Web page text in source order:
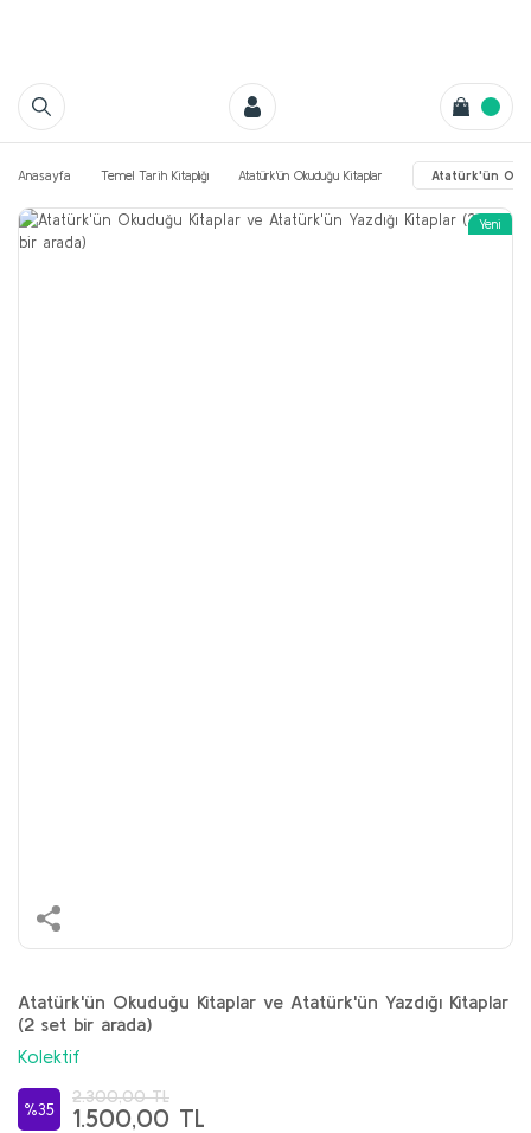
Anasayfa Temel Tarih Kitaplığı Atatürk'ün Okuduğu Kitaplar Atatürk'ün
Yeni
Atatürk'ün Okuduğu Kitaplar ve Atatürk'ün Yazdığı Kitaplar
(2 set bir arada)
Kolektif
%35
2.300,00 TL
1.500,00 TL